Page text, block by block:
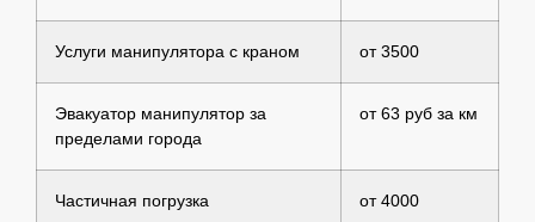
Услуги манипулятора с краном от 3500
Эвакуатор манипулятор за
пределами города
от 63 руб за км
Частичная погрузка от 4000